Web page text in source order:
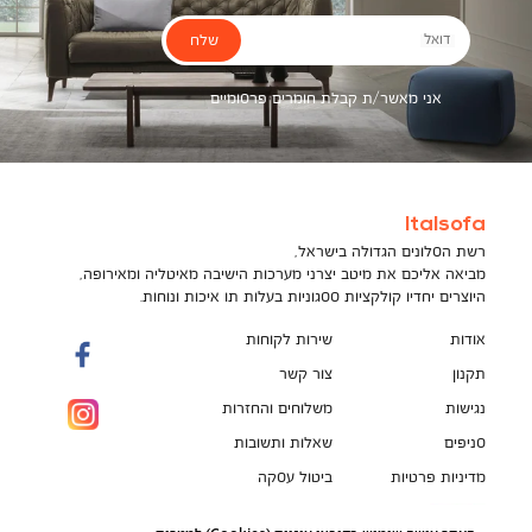
דואל
אני מאשר/ת קבלת חומרים פרסומיים
שלח
Italsofa
רשת הסלונים הגדולה בישראל,
מביאה אליכם את מיטב יצרני מערכות הישיבה מאיטליה ומאירופה,
היוצרים יחדיו קולקציות ססגוניות בעלות תו איכות ונוחות.
אודות
תקנון
נגישות
סניפים
מדיניות פרטיות
שירות לקוחות
צור קשר
משלוחים והחזרות
שאלות ותשובות
ביטול עסקה